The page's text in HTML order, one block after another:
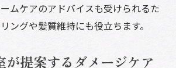
ムケアのアドバイスも受けられるた
ングや髪質維持にも役立ちます。
が提案するダメージケア